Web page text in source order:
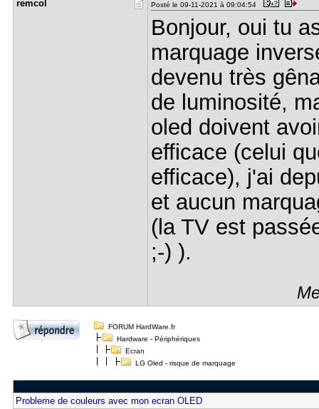
remcol Posté le 09-11-2021 à 09:04:54
Bonjour, oui tu
marquage
devenu très
de luminosité,
oled doivent
efficace (celui
efficace), j'ai
et aucun
(la TV est
;-) ).
FORUM HardWare.fr
Hardware - Périphériques
Ecran
LG Oled - risque de marquage
Probleme de couleurs avec mon ecran OLED